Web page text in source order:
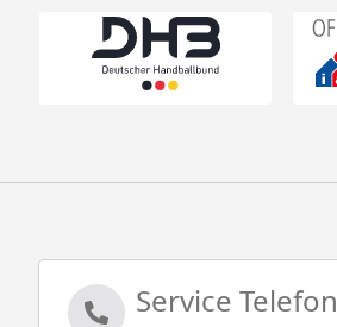
Service Telefon